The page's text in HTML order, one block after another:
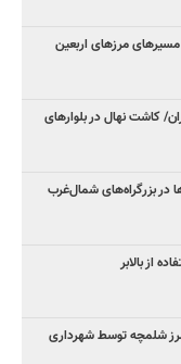
مرزهای اربعین
کاشت نهال در بلوارهای
در بزرگراه‌های شمال‌غرب
شلمچه توسط شهرداری